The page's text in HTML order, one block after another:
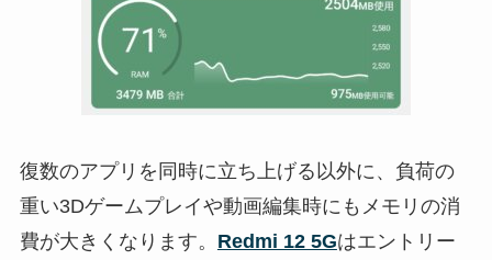
復数のアプリを同時に立ち上げる以外に、負荷の
重い3Dゲームプレイや動画編集時にもメモリの消
費が大きくなります。 Redmi 12 5Gはエントリー